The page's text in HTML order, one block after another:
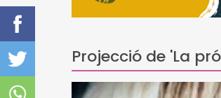
Projecció de 'La